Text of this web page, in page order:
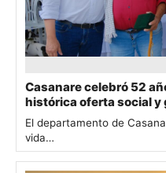
Casanare celebró 52
histórica oferta social
inversión
El departamento de
vida…